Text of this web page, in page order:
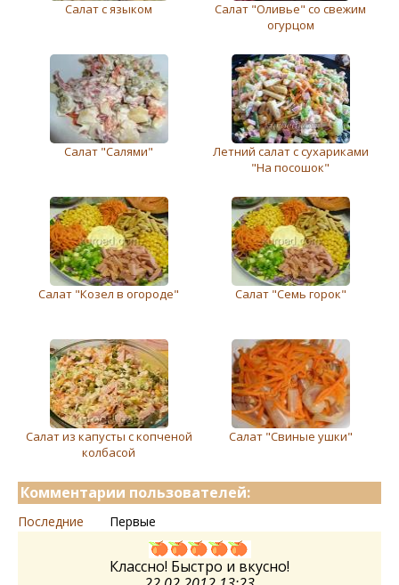
Салат с языком
Салат "Оливье" со свежим
огурцом
Салат "Салями"
Летний салат с сухариками
"На посошок"
Салат "Козел в огороде" Салат "Семь горок"
Салат из капусты с копченой
колбасой
Салат "Свиные ушки"
Комментарии пользователей:
Последние Первые
Классно! Быстро и вкусно!